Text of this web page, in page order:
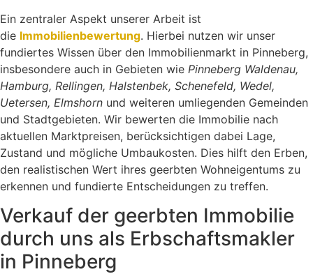
Ein zentraler Aspekt unserer Arbeit ist
die Immobilienbewertung. Hierbei nutzen wir unser
fundiertes Wissen über den Immobilienmarkt in Pinneberg,
insbesondere auch in Gebieten wie Pinneberg Waldenau,
Hamburg, Rellingen, Halstenbek, Schenefeld, Wedel,
Uetersen, Elmshorn und weiteren umliegenden Gemeinden
und Stadtgebieten. Wir bewerten die Immobilie nach
aktuellen Marktpreisen, berücksichtigen dabei Lage,
Zustand und mögliche Umbaukosten. Dies hilft den Erben,
den realistischen Wert ihres geerbten Wohneigentums zu
erkennen und fundierte Entscheidungen zu treffen.
Verkauf der geerbten Immobilie
durch uns als Erbschaftsmakler
in Pinneberg